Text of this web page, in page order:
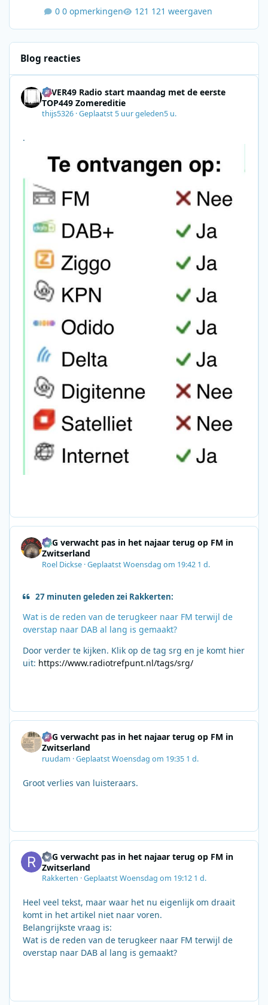
0 opmerkingen 121 weergaven
Blog reacties
4EVER49 Radio start maandag met de eerste
TOP449 Zomereditie
thijs5326 ·Geplaatst 5 uur geleden5 u.
.
SRG verwacht pas in het najaar terug op FM in
Zwitserland
Roel Dickse ·GeplaatstWoensdag om 19:42 1 d.
27 minuten geleden zei Rakkerten:
Wat is de reden van de terugkeer naar FM terwijl de
overstap naar DAB al lang is gemaakt?
Door verder te kijken. Klik op de tag srg en je komt hier
uit: https://www.radiotrefpunt.nl/tags/srg/
SRG verwacht pas in het najaar terug op FM in
Zwitserland
ruudam ·GeplaatstWoensdag om 19:35 1 d.
Groot verlies van luisteraars.
SRG verwacht pas in het najaar terug op FM in
Zwitserland
Rakkerten ·GeplaatstWoensdag om 19:12 1 d.
Heel veel tekst, maar waar het nu eigenlijk om draait
komt in het artikel niet naar voren.
Belangrijkste vraag is:
Wat is de reden van de terugkeer naar FM terwijl de
overstap naar DAB al lang is gemaakt?